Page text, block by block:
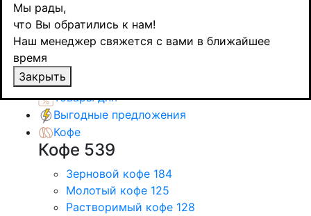
Мы рады,
что Вы обратились к нам!
Наш менеджер свяжется с вами в ближайшее
время
Закрыть
Уценка
Aroy-D клейкая рисовая мука, 2 кг, уценка
Назадтоваров
Каталог товаров
Товары дня
Выгодные предложения
Кофе
Кофе 539
Зерновой кофе 184
Молотый кофе 125
Растворимый кофе 128